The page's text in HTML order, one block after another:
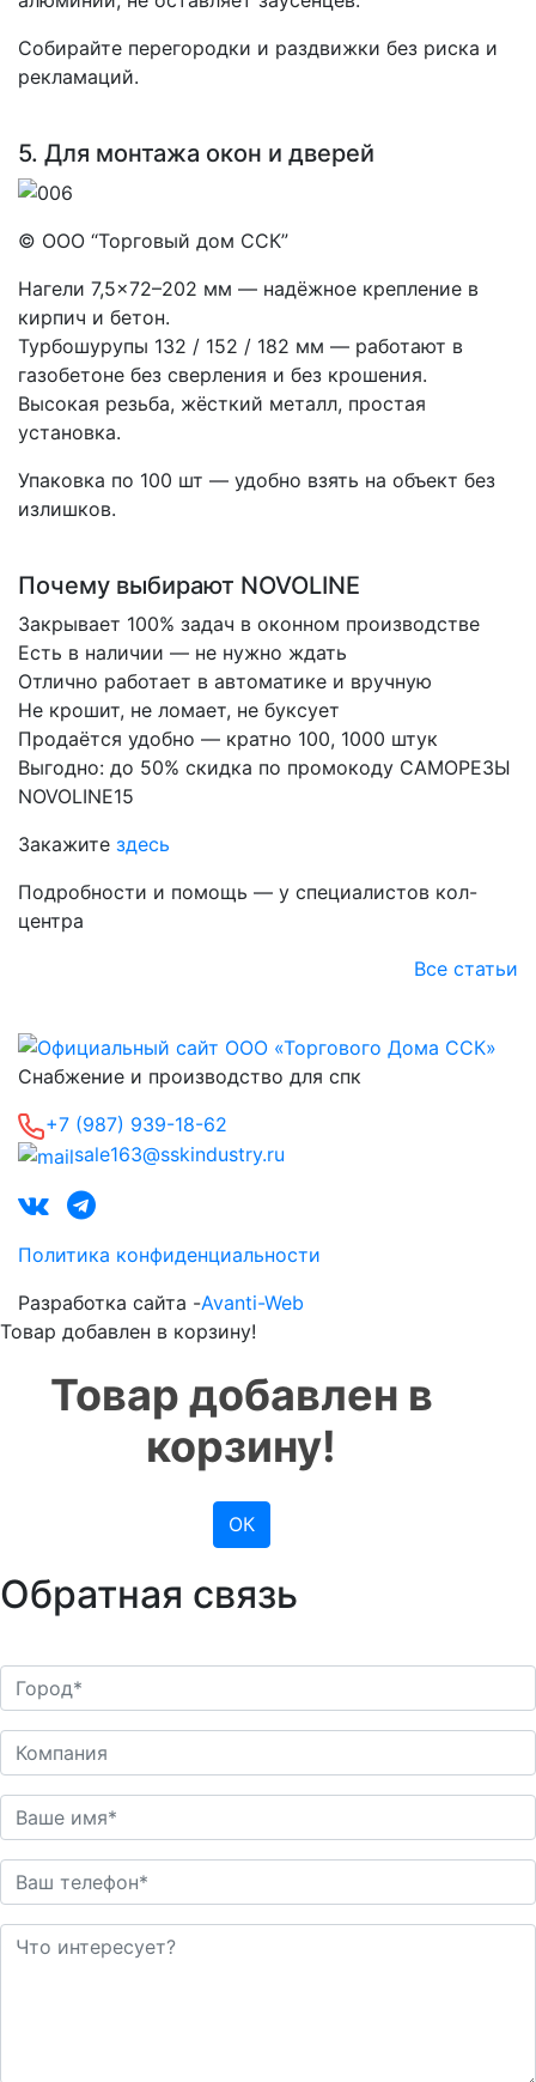
Собирайте перегородки и раздвижки без риска и
рекламаций.
5. Для монтажа окон и дверей
© ООО “Торговый дом ССК”
Нагели 7,5×72–202 мм — надёжное крепление в
кирпич и бетон.
Турбошурупы 132 / 152 / 182 мм — работают в
газобетоне без сверления и без крошения.
Высокая резьба, жёсткий металл, простая
установка.
Упаковка по 100 шт — удобно взять на объект без
излишков.
Почему выбирают NOVOLINE
Закрывает 100% задач в оконном производстве
Есть в наличии — не нужно ждать
Отлично работает в автоматике и вручную
Не крошит, не ломает, не буксует
Продаётся удобно — кратно 100, 1000 штук
Выгодно: до 50% скидка по промокоду САМОРЕЗЫ
NOVOLINE15
Закажите здесь
Подробности и помощь — у специалистов кол-
центра
Все статьи
Снабжение и производство для спк
+7 (987) 939-18-62
sale163@sskindustry.ru
Политика конфиденциальности
Разработка сайта -Avanti-Web
Товар добавлен в корзину!
Товар добавлен в
корзину!
ОК
Обратная связь